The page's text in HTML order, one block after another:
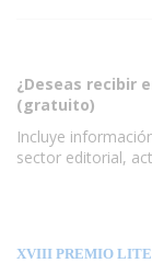
¿Deseas recibir
(gratuito)
Incluye
sector editorial,
XVIII PREMIO